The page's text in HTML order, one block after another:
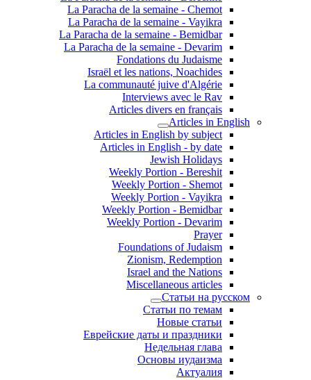
La Paracha de la semaine - Chemot
La Paracha de la semaine - Vayikra
La Paracha de la semaine - Bemidbar
La Paracha de la semaine - Devarim
Fondations du Judaisme
Israël et les nations, Noachides
La communauté juive d'Algérie
Interviews avec le Rav
Articles divers en français
Articles in English
Articles in English by subject
Articles in English - by date
Jewish Holidays
Weekly Portion - Bereshit
Weekly Portion - Shemot
Weekly Portion - Vayikra
Weekly Portion - Bemidbar
Weekly Portion - Devarim
Prayer
Foundations of Judaism
Zionism, Redemption
Israel and the Nations
Miscellaneous articles
Статьи на русском
Статьи по темам
Новые статьи
Еврейские даты и праздники
Недельная глава
Основы иудаизма
Актуалия